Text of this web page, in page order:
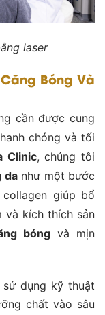
laser
Bóng Và
cần được cung
chóng và tối
Clinic, chúng tôi
danhư một bước
giúp bổ
và kích thích sản
bóngvà mịn
dụng kỹ thuật
chất vào sâu